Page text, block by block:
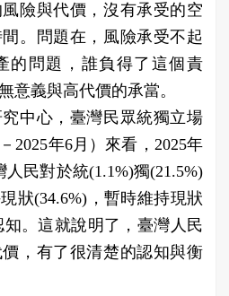
險與代價，沒有承受的空
。問題在，風險承受不起
的問題，誰負得了這個責
意義與高代價的承當。
中心，臺灣民眾統獨立場
2025年6月）來看，2025年
民對於統(1.1%)獨(21.5%)
狀(34.6%)，暫時維持現狀
知。這就說明了，臺灣人民
，有了很清楚的認知與衡